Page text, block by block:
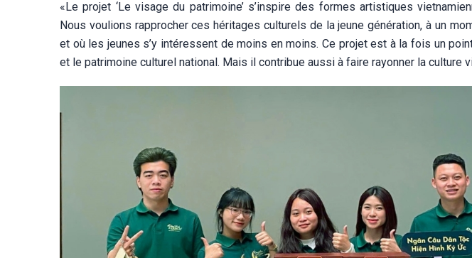
«Le projet ‘Le visage du patrimoine’ s’inspire des formes artistiques
Nous voulions rapprocher ces héritages culturels de la jeune génération, à un
et où les jeunes s’y intéressent de moins en moins. Ce projet est à la fois un
et le patrimoine culturel national. Mais il contribue aussi à faire rayonner la culture